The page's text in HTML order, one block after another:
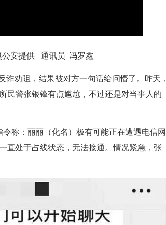
安提供 通讯员 冯罗鑫
劝阻，结果被对方一句话给问懵了。昨天，
民警张银锋有点尴尬，不过还是对当事人的
称：丽丽（化名）极有可能正在遭遇电信网
直处于占线状态，无法接通。情况紧急，张